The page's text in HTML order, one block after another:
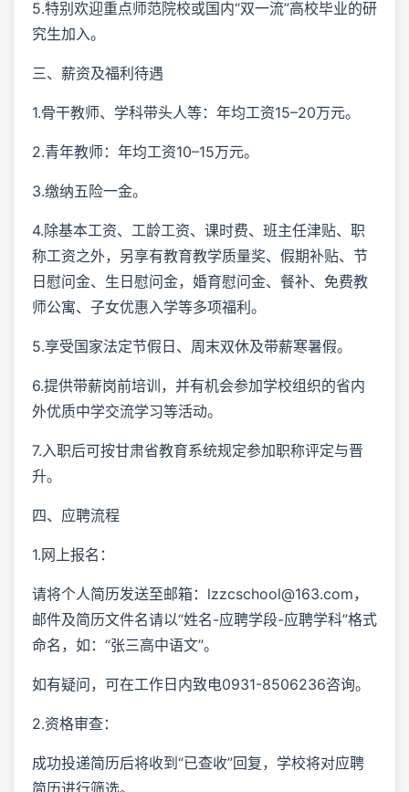
5.特别欢迎重点师范院校或国内“双一流”高校毕业的研
究生加入。
三、薪资及福利待遇
1.骨干教师、学科带头人等：年均工资15–20万元。
2.青年教师：年均工资10–15万元。
3.缴纳五险一金。
4.除基本工资、工龄工资、课时费、班主任津贴、职
称工资之外，另享有教育教学质量奖、假期补贴、节
日慰问金、生日慰问金，婚育慰问金、餐补、免费教
师公寓、子女优惠入学等多项福利。
5.享受国家法定节假日、周末双休及带薪寒暑假。
6.提供带薪岗前培训，并有机会参加学校组织的省内
外优质中学交流学习等活动。
7.入职后可按甘肃省教育系统规定参加职称评定与晋
升。
四、应聘流程
1.网上报名：
请将个人简历发送至邮箱：lzzcschool@163.com，
邮件及简历文件名请以“姓名-应聘学段-应聘学科”格式
命名，如：“张三高中语文”。
如有疑问，可在工作日内致电0931-8506236咨询。
2.资格审查：
成功投递简历后将收到“已查收”回复，学校将对应聘
简历进行筛选。